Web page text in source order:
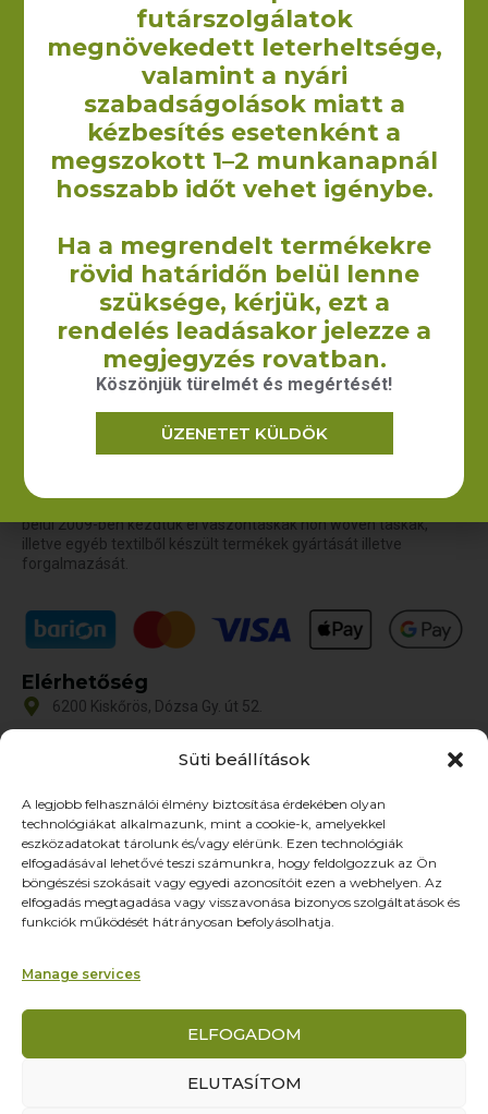
Süti beállítások
A legjobb felhasználói élmény biztosítása érdekében olyan
technológiákat alkalmazunk, mint a cookie-k, amelyekkel
eszközadatokat tárolunk és/vagy elérünk. Ezen technológiák
elfogadásával lehetővé teszi számunkra, hogy feldolgozzuk az Ön
böngészési szokásait vagy egyedi azonosítóit ezen a webhelyen. Az
elfogadás megtagadása vagy visszavonása bizonyos szolgáltatások és
funkciók működését hátrányosan befolyásolhatja.
Manage services
ELFOGADOM
ELUTASÍTOM
(darázsmintás) – 75×200 cm
2 375Ft +ÁFA
KOSÁRBA TESZEM
belül 2009-ben kezdtük el vászontáskák non woven táskák,
illetve egyéb textilből készült termékek gyártását illetve
forgalmazását.
Elérhetőség
6200 Kiskőrös, Dózsa Gy. út 52.
Nyitvatartás
Hétfő-Péntek: 9:00-17:00
SZ–V: ZÁRVA
Oldalak
Termékek
Referenciák
Partnereknek
futárszolgálatok
megnövekedett leterheltsége,
valamint a nyári
szabadságolások miatt a
kézbesítés esetenként a
megszokott 1–2 munkanapnál
hosszabb időt vehet igénybe.
Ha a megrendelt termékekre
rövid határidőn belül lenne
szüksége, kérjük, ezt a
rendelés leadásakor jelezze a
megjegyzés rovatban.
Köszönjük türelmét és megértését!
ÜZENETET KÜLDÖK